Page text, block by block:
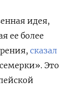
идея,
ее более
сказал
Это